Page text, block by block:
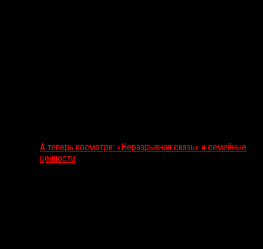
А теперь посмотри: «Неразрывная связь» и семейные
ценности